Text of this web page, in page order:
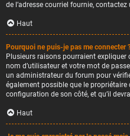
de l’adresse courriel fournie,
Haut
Pourquoi ne puis-je pas me connecter
Plusieurs raisons pourraient expliquer
nom d’utilisateur et votre mot de
un administrateur du forum pour
également possible que le propriétaire
configuration de son côté, et qu’il
Haut